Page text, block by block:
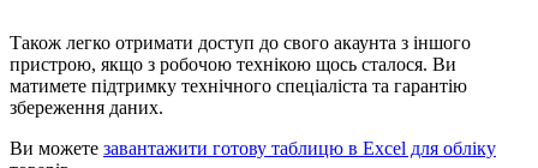
Також легко отримати доступ до свого акаунта з іншого
пристрою, якщо з робочою технікою щось сталося. Ви
матимете підтримку технічного спеціаліста та гарантію
збереження даних.
Ви можете завантажити готову таблицю в Excel для обліку